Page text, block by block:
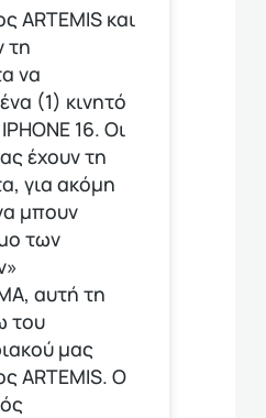
ARTEMIS και
τη
να
(1) κινητό
16. Οι
έχουν τη
για ακόμη
μπουν
των
αυτή τη
του
μας
ARTEMIS. Ο